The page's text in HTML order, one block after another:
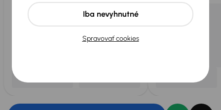
Spravovať cookies
Iba nevyhnutné